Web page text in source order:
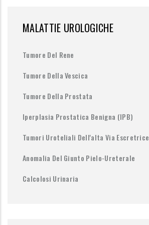
MALATTIE UROLOGICHE
Tumore Del Rene
Tumore Della Vescica
Tumore Della Prostata
Iperplasia Prostatica Benigna (IPB)
Tumori Uroteliali Dell'alta Via Escretrice
Anomalia Del Giunto Pielo-Ureterale
Calcolosi Urinaria